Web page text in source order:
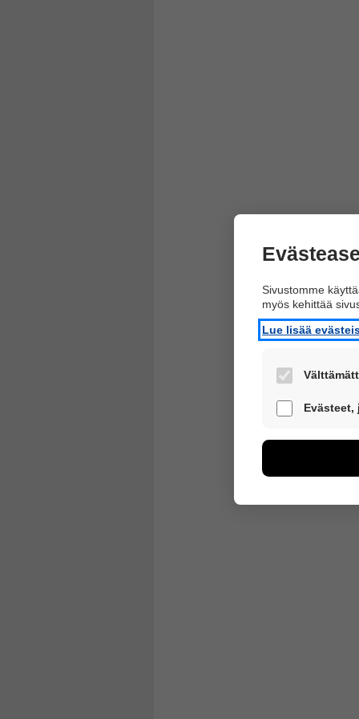
Sivustomme
myös kehittää
Lue lisää
NämäEvästeet,
voimme
esimerkiksi
Voit valita,